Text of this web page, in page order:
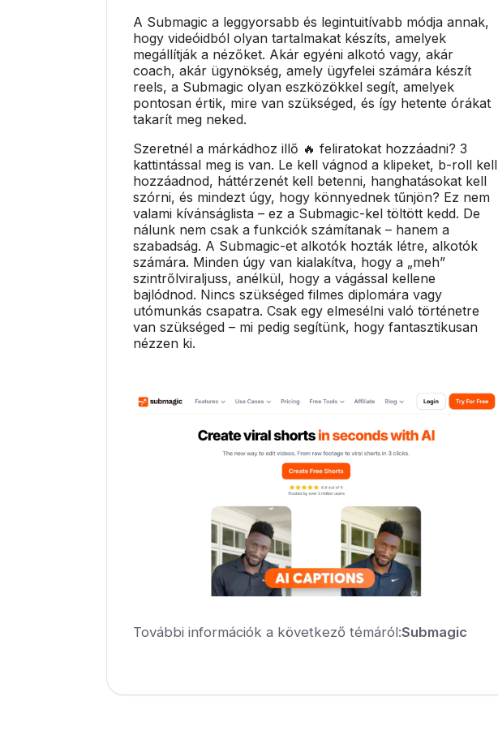
A Submagic a leggyorsabb és legintuitívabb módja annak,
hogy videóidból olyan tartalmakat készíts, amelyek
megállítják a nézőket. Akár egyéni alkotó vagy, akár
coach, akár ügynökség, amely ügyfelei számára készít
reels, a Submagic olyan eszközökkel segít, amelyek
pontosan értik, mire van szükséged, és így hetente órákat
takarít meg neked.
Szeretnél a márkádhoz illő 🔥 feliratokat hozzáadni? 3
kattintással meg is van. Le kell vágnod a klipeket, b-roll kell
hozzáadnod, háttérzenét kell betenni, hanghatásokat kell
szórni, és mindezt úgy, hogy könnyednek tűnjön? Ez nem
valami kívánságlista – ez a Submagic-kel töltött kedd. De
nálunk nem csak a funkciók számítanak – hanem a
szabadság. A Submagic-et alkotók hozták létre, alkotók
számára. Minden úgy van kialakítva, hogy a „meh”
szintrőlviraljuss, anélkül, hogy a vágással kellene
bajlódnod. Nincs szükséged filmes diplomára vagy
utómunkás csapatra. Csak egy elmesélni való történetre
van szükséged – mi pedig segítünk, hogy fantasztikusan
nézzen ki.
További információk a következő témáról:Submagic